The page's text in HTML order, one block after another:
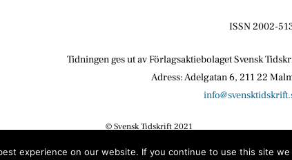
ISSN 2002-
Tidningen ges ut av Förlagsaktiebolaget Svensk
Adress: Adelgatan 6, 211 22
© Svensk Tidskrift 2021
experience on our website. If you continue to use this site